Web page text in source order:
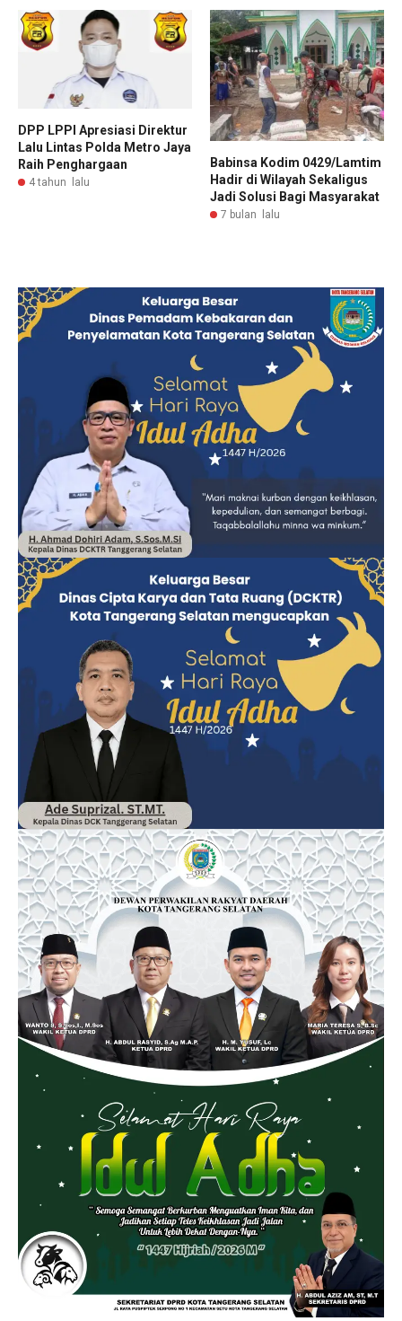
DPP LPPI Apresiasi Direktur
Lalu Lintas Polda Metro Jaya
Raih Penghargaan
4 tahun lalu
Babinsa Kodim 0429/Lamtim
Hadir di Wilayah Sekaligus
Jadi Solusi Bagi Masyarakat
7 bulan lalu